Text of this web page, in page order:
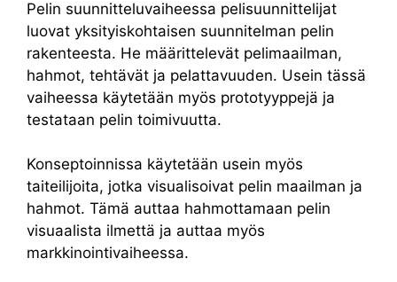
Pelin suunnitteluvaiheessa pelisuunnittelijat
luovat yksityiskohtaisen suunnitelman pelin
rakenteesta. He määrittelevät pelimaailman,
hahmot, tehtävät ja pelattavuuden. Usein tässä
vaiheessa käytetään myös prototyyppejä ja
testataan pelin toimivuutta.
Konseptoinnissa käytetään usein myös
taiteilijoita, jotka visualisoivat pelin maailman ja
hahmot. Tämä auttaa hahmottamaan pelin
visuaalista ilmettä ja auttaa myös
markkinointivaiheessa.